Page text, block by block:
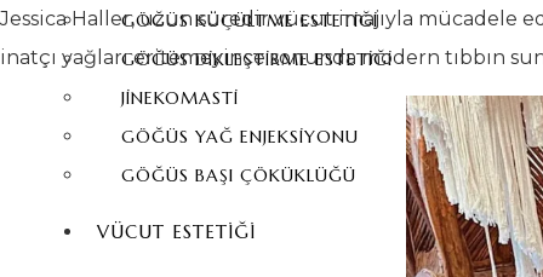
GÖĞÜS KÜÇÜLTME ESTETIĞI
GÖĞÜS DIKLEŞTIRME ESTETIĞI
JINEKOMASTI
GÖĞÜS YAĞ ENJEKSIYONU
GÖĞÜS BAŞI ÇÖKÜKLÜĞÜ
VÜCUT ESTETIĞI
Jessica Haller, uzun süredir vücut imajıyla mücadele
inatçı yağları eritemeyince sonunda modern tıbbın